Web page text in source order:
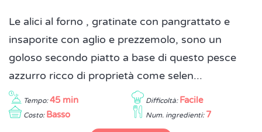
Le alici al forno , gratinate con pangrattato e
insaporite con aglio e prezzemolo, sono un
goloso secondo piatto a base di questo pesce
azzurro ricco di proprietà come selen...
Tempo: 45 min Difficoltà: Facile
Costo: Basso Num. ingredienti: 7